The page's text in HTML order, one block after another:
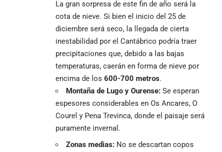
La gran sorpresa de este fin de año será la
cota de nieve. Si bien el inicio del 25 de
diciembre será seco, la llegada de cierta
inestabilidad por el Cantábrico podría traer
precipitaciones que, debido a las bajas
temperaturas, caerán en forma de nieve por
encima de los 600-700 metros.
Montaña de Lugo y Ourense: Se esperan
espesores considerables en Os Ancares, O
Courel y Pena Trevinca, donde el paisaje será
puramente invernal.
Zonas medias: No se descartan copos